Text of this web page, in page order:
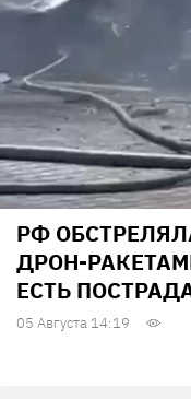
РФ
ДРОН-
ЕСТЬ
05 Августа 14:19